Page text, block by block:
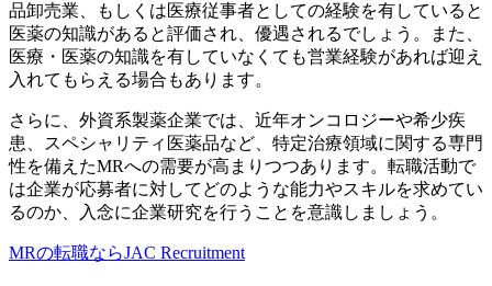
品卸売業、もしくは医療従事者としての経験を有していると
医薬の知識があると評価され、優遇されるでしょう。また、
医療・医薬の知識を有していなくても営業経験があれば迎え
入れてもらえる場合もあります。
さらに、外資系製薬企業では、近年オンコロジーや希少疾
患、スペシャリティ医薬品など、特定治療領域に関する専門
性を備えたMRへの需要が高まりつつあります。転職活動で
は企業が応募者に対してどのような能力やスキルを求めてい
るのか、入念に企業研究を行うことを意識しましょう。
MRの転職ならJAC Recruitment